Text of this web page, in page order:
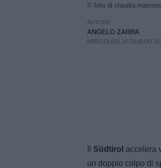
© foto di claudia.marrone
AUTORE
ANGELO ZARRA
MERCOLEDÌ 24 GIUGNO
Südtirol accelera
un doppio colpo di